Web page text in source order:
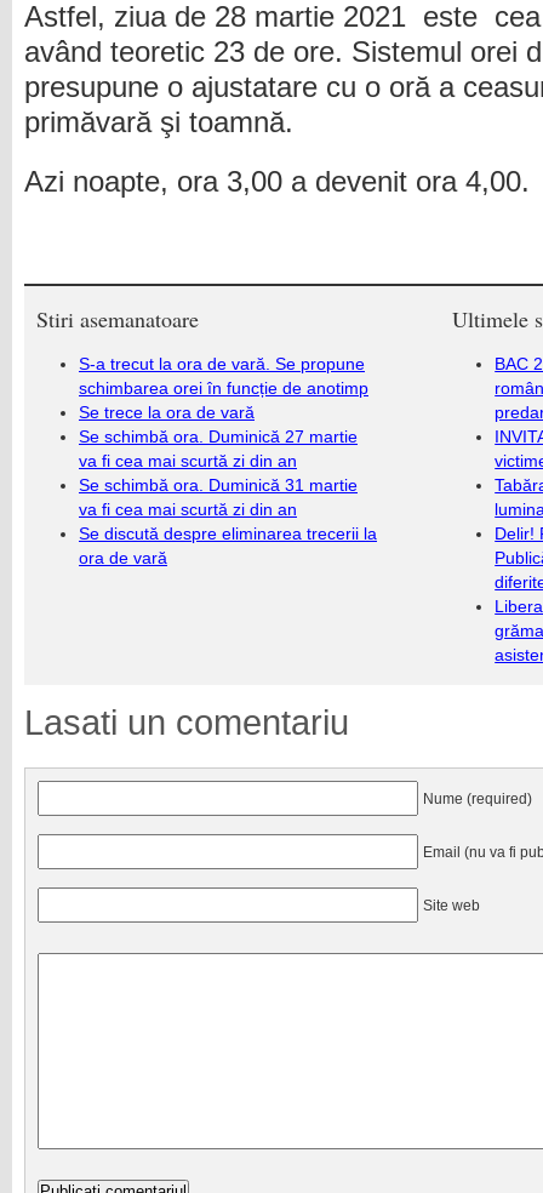
Astfel, ziua de 28 martie 2021 este
având teoretic 23 de ore. Sistemul orei
presupune o ajustatare cu o oră a
primăvară şi toamnă.
Azi noapte, ora 3,00 a devenit ora 4,00.
Stiri asemanatoare
S-a trecut la ora de vară. Se propune
schimbarea orei în funcție de anotimp
Se trece la ora de vară
Se schimbă ora. Duminică 27 martie
va fi cea mai scurtă zi din an
Se schimbă ora. Duminică 31 martie
va fi cea mai scurtă zi din an
Se discută despre eliminarea trecerii la
ora de vară
Ultimele
BAC
Delir!
Lasati un comentariu
Nume (required)
Email (nu va fi
Site web